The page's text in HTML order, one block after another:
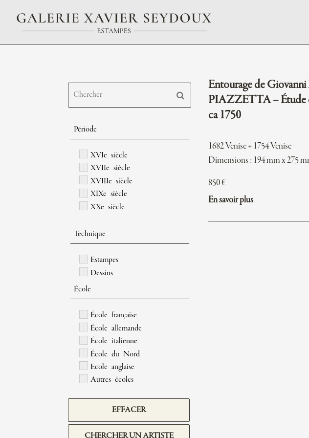
Période
XVIe siècle
XVIIe siècle
XVIIIe siècle
XIXe siècle
XXe siècle
Technique
Estampes
Dessins
École
École française
École allemande
École italienne
École du Nord
Ecole anglaise
Autres écoles
EFFACER
CHERCHER UN ARTISTE
Entourage de Giovanni
PIAZZETTA – Étude
ca 1750
1682 Venise + 1754 Venise
Dimensions : 194 mm x 275
850€
En savoir plus